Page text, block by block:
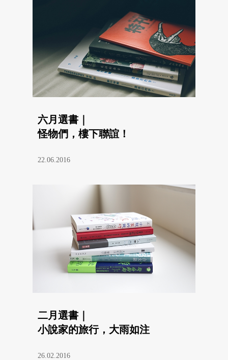
六月選書｜
怪物們，樓下聯誼！
22.06.2016
二月選書｜
小說家的旅行，大雨如注
26.02.2016